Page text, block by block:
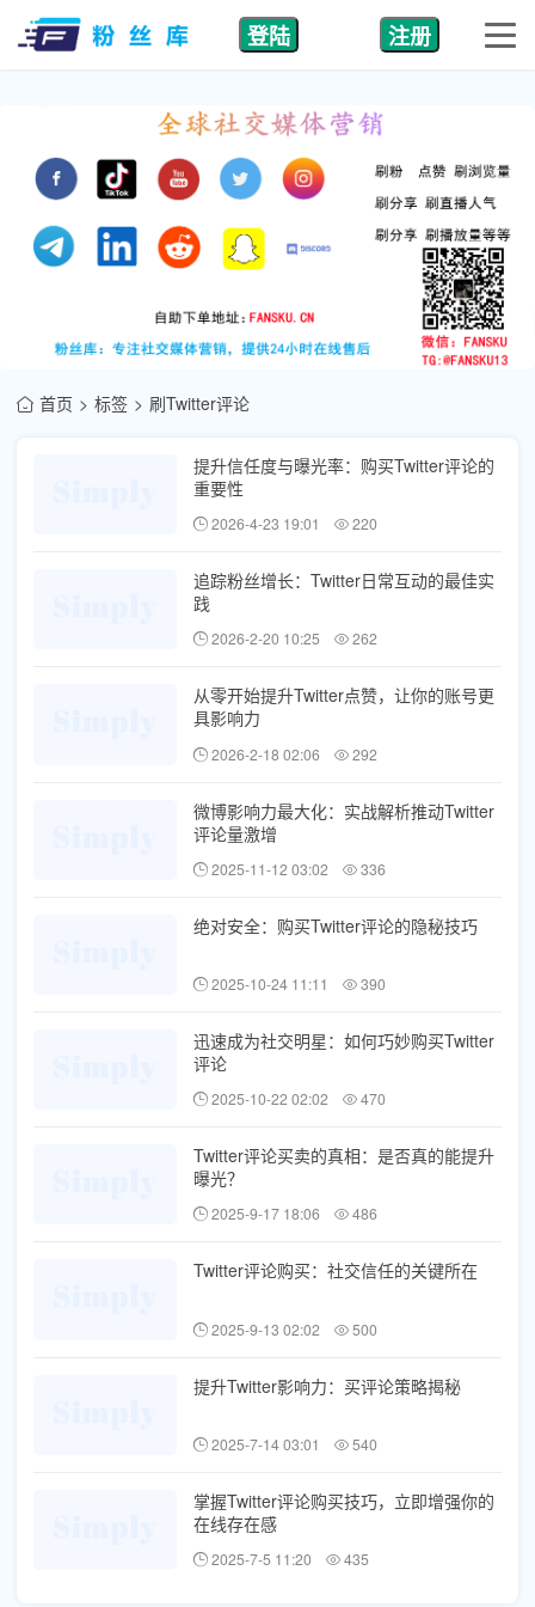
登陆 注册
首页 标签 刷Twitter评论
提升信任度与曝光率：购买Twitter评论的
重要性
2026-4-23 19:01 220
追踪粉丝增长：Twitter日常互动的最佳实
践
2026-2-20 10:25 262
从零开始提升Twitter点赞，让你的账号更
具影响力
2026-2-18 02:06 292
微博影响力最大化：实战解析推动Twitter
评论量激增
2025-11-12 03:02 336
绝对安全：购买Twitter评论的隐秘技巧
2025-10-24 11:11 390
迅速成为社交明星：如何巧妙购买Twitter
评论
2025-10-22 02:02 470
Twitter评论买卖的真相：是否真的能提升
曝光？
2025-9-17 18:06 486
Twitter评论购买：社交信任的关键所在
2025-9-13 02:02 500
提升Twitter影响力：买评论策略揭秘
2025-7-14 03:01 540
掌握Twitter评论购买技巧，立即增强你的
在线存在感
2025-7-5 11:20 435